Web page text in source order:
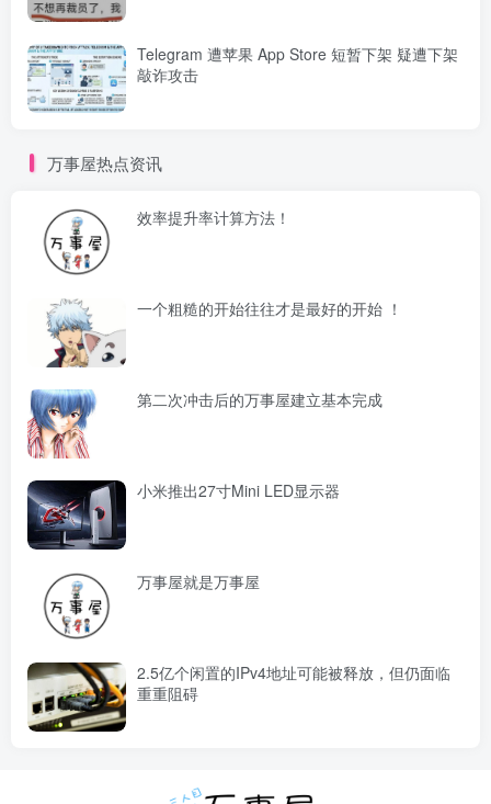
Telegram 遭苹果 App Store 短暂下架 疑遭下架
敲诈攻击
万事屋热点资讯
效率提升率计算方法！
一个粗糙的开始往往才是最好的开始 ！
第二次冲击后的万事屋建立基本完成
小米推出27寸Mini LED显示器
万事屋就是万事屋
2.5亿个闲置的IPv4地址可能被释放，但仍面临
重重阻碍